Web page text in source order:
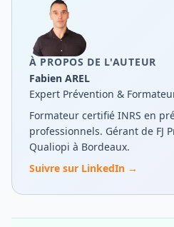
À PROPOS DE L'AUTEUR
Fabien AREL
Expert Prévention &
Formateur certifié INRS en
professionnels. Gérant de FJ
Qualiopi à Bordeaux.
Suivre sur LinkedIn →